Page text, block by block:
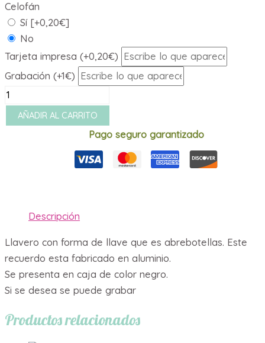
Celofán
Sí [+0,20€]
No
Tarjeta impresa (+0,20€)
Grabación (+1€)
LLavero
abrebotellas
0011275
AÑADIR AL CARRITO
Pago seguro garantizado
Descripción
Llavero con forma de llave que es abrebotellas. Este
recuerdo esta fabricado en aluminio.
Se presenta en caja de color negro.
Si se desea se puede grabar
Productos relacionados